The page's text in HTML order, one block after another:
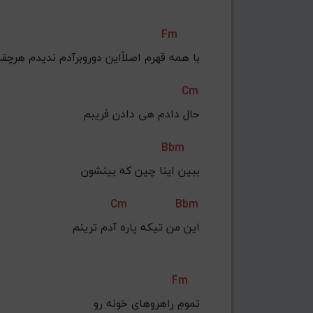
Fm
با همه قهرم اصلاًاین دوروبرآدم ندیدم
Cm
حال دادم هی دادن فریبم
Bbm
ببین اینا چین که بینشون
Cm
Bbm
این من تیکه پاره آدم ترینم
Fm
تمومِ راهروهای خونه رو